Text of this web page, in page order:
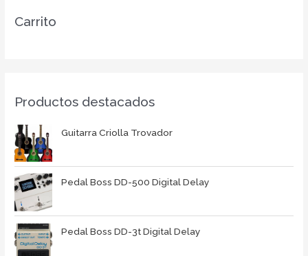
Carrito
Productos destacados
Guitarra Criolla Trovador
Pedal Boss DD-500 Digital Delay
Pedal Boss DD-3t Digital Delay